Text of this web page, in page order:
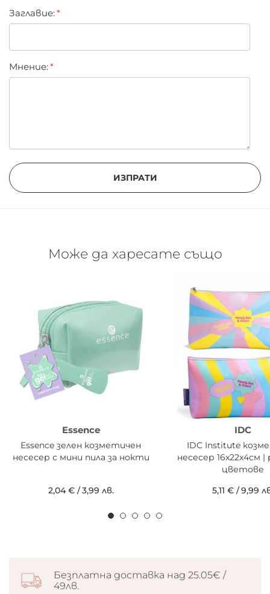
Заглавиe:
Мнение:
ИЗПРАТИ
Може да харесате също
Essence
Essence зелен козметичен
несесер с мини пила за нокти
2,04 €/3,99 лв.
IDC
IDC Institute
несесер 16x22x4см |
цветове
5,11 € /9,99
Безплатна доставка над 25.05€ /
49лв.